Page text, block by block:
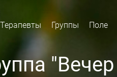
Терапевты Группы Поле
"Вечер